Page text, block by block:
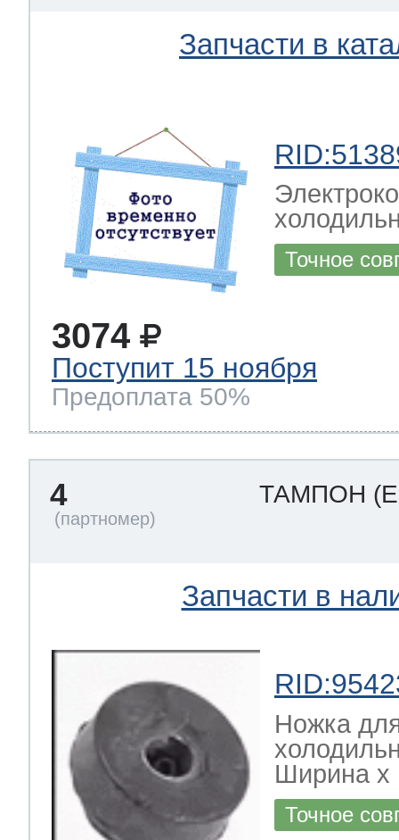
Запчасти в
Точное
3074
Поступит 15 ноября
Предоплата 50%
4 ТАМПОН
Запчасти в
Ножка
Ширина х
Точное